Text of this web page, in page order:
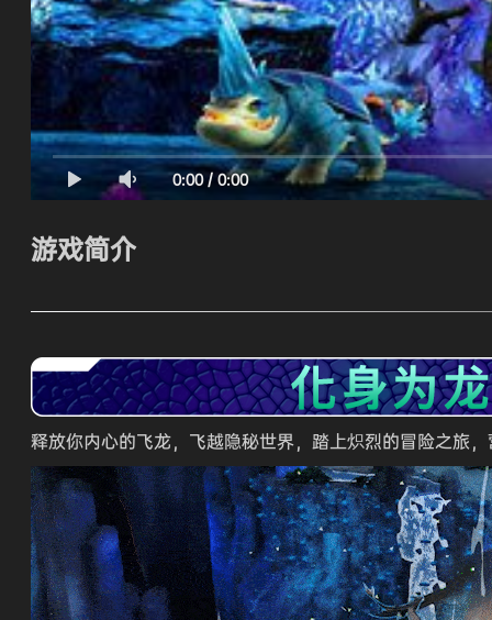
0:00/ 0:00
游戏简介
释放你内心的飞龙，飞越隐秘世界，踏上炽烈的冒险之旅